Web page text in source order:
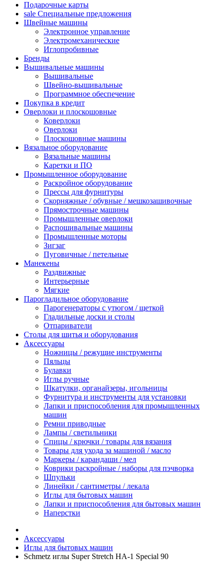
Подарочные карты
sale Специальные предложения
Швейные машины
Электронное управление
Электромеханические
Иглопробивные
Бренды
Вышивальные машины
Вышивальные
Швейно-вышивальные
Программное обеспечение
Покупка в кредит
Оверлоки и плоскошовные
Коверлоки
Оверлоки
Плоскошовные машины
Вязальное оборудование
Вязальные машины
Каретки и ПО
Промышленное оборудование
Раскройное оборудование
Прессы для фурнитуры
Скорняжные / обувные / мешкозашивочные
Прямострочные машины
Промышленные оверлоки
Распошивальные машины
Промышленные моторы
Зигзаг
Пуговичные / петельные
Манекены
Раздвижные
Интерьерные
Мягкие
Парогладильное оборудование
Парогенераторы с утюгом / щеткой
Гладильные доски и столы
Отпариватели
Столы для шитья и оборудования
Аксессуары
Ножницы / режущие инструменты
Пяльцы
Булавки
Иглы ручные
Шкатулки, органайзеры, игольницы
Фурнитура и инструменты для установки
Лапки и приспособления для промышленных
машин
Ремни приводные
Лампы / светильники
Спицы / крючки / товары для вязания
Товары для ухода за машиной / масло
Маркеры / карандаши / мел
Коврики раскройные / наборы для пэчворка
Шпульки
Линейки / сантиметры / лекала
Иглы для бытовых машин
Лапки и приспособления для бытовых машин
Наперстки
Аксессуары
Иглы для бытовых машин
Schmetz иглы Super Stretch HA-1 Special 90